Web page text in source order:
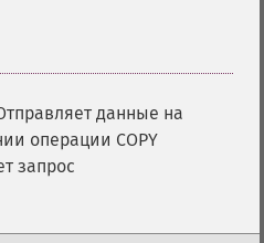
данные на
операции COPY
запрос